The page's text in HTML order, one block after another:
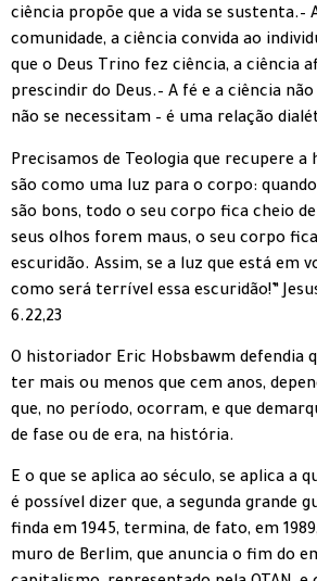
ciência propõe que a vida se sustenta.–
comunidade, a ciência convida ao
que o Deus Trino fez ciência, a ciência
prescindir do Deus.– A fé e a ciência
não se necessitam – é uma relação
Precisamos de Teologia que recupere a
são como uma luz para o corpo:
são bons, todo o seu corpo fica cheio
seus olhos forem maus, o seu corpo
escuridão. Assim, se a luz que está em
como será terrível essa escuridão!”
6.22,23
O historiador Eric Hobsbawm defendia
ter mais ou menos que cem anos,
que, no período, ocorram, e que
de fase ou de era, na história.
E o que se aplica ao século, se aplica a
é possível dizer que, a segunda grande
finda em 1945, termina, de fato, em
muro de Berlim, que anuncia o fim do